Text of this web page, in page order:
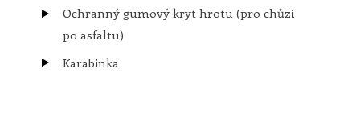
Ochranný gumový kryt hrotu (pro chůzi
po asfaltu)
Karabinka